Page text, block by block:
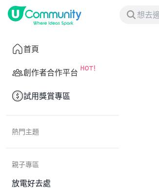
首頁
創作者合作平台
試用獎賞專區
熱門主題
親子專區
放電好去處